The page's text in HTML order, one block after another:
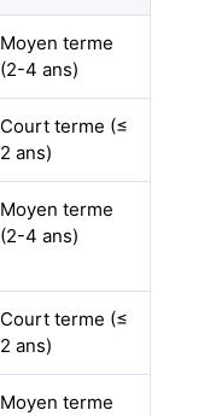
Moyen terme
(2-4 ans)
Court terme (≤
2 ans)
Moyen terme
(2-4 ans)
Court terme (≤
2 ans)
Moyen terme